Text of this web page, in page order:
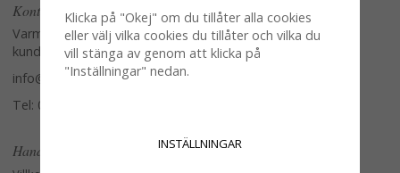
Kontakta oss
Varmt välkommen att kontakta vår
kundtjänst.
info@glasverandan.se
Tel: 079-3495968
Handla
Klicka på "Okej" om du tillåter alla cookies
eller välj vilka cookies du tillåter och vilka du
vill stänga av genom att klicka på
"Inställningar" nedan.
INSTÄLLNINGAR